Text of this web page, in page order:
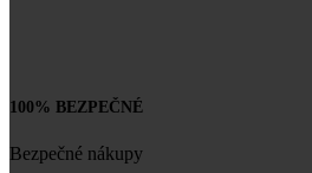
100% BEZPEČNÉ
Bezpečné nákupy